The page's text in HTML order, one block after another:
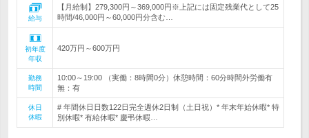
給与
【月給制】279,300円～369,000円※上記には固定残業代として25
時間/46,000円～60,000円分含む…
初年度
年収
420万円～600万円
勤務
時間
10:00～19:00 （実働：8時間0分）休憩時間：60分時間外労働有
無：有
休日
休暇
# 年間休日日数122日完全週休2日制（土日祝）* 年末年始休暇* 特
別休暇* 有給休暇* 慶弔休暇…